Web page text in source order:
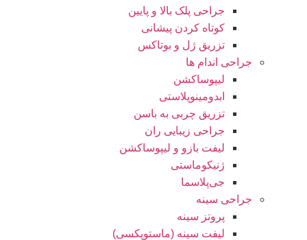
جراحی پلک بالا و پایین
کوتاه کردن پیشانی
تزریق ژل و بوتاکس
جراحی اندام ها
لیپوساکشن
ابدومینوپلاستی
تزریق چربی به باسن
جراحی زیبایی ران
لیفت بازو و لیپوساکشن
ژنیکوماستی
جی‌پلاسما
جراحی سینه
پروتز سینه
لیفت سینه (ماستوپکسی)